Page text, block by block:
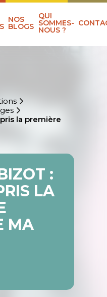
NOS
BLOGS
QUI
SOMMES-
NOUS ?
la première
:
LA
MA